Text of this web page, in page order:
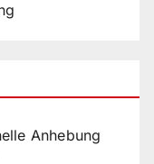
Anhebung